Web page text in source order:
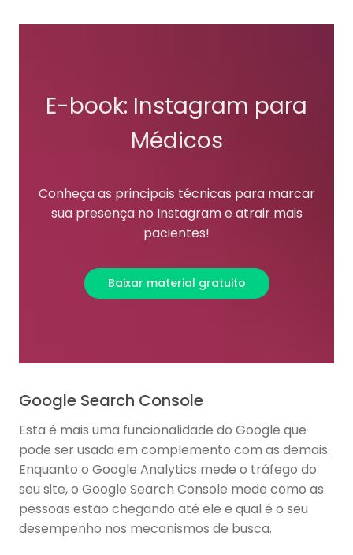
E-book: Instagram para
Médicos
Conheça as principais técnicas para marcar
sua presença no Instagram e atrair mais
pacientes!
Baixar material gratuito
Google Search Console
Esta é mais uma funcionalidade do Google que
pode ser usada em complemento com as demais.
Enquanto o Google Analytics mede o tráfego do
seu site, o Google Search Console mede como as
pessoas estão chegando até ele e qual é o seu
desempenho nos mecanismos de busca.